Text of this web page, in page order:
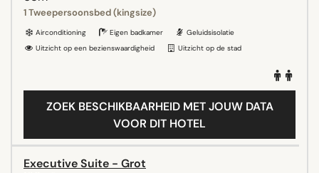
1 Tweepersoonsbed (kingsize)
Airconditioning Eigen badkamer
Geluidsisolatie
Uitzicht op een bezienswaardigheid
Uitzicht op de stad
ZOEK BESCHIKBAARHEID MET JOUW DATA
VOOR DIT HOTEL
Executive Suite - Grot